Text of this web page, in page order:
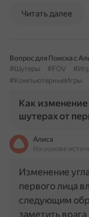
Читать далее
Вопрос для Поиска с
#Шутеры
#FOV
#КомпьютерныеИгры
Как изменение
шутерах от
Алиса
На основе
Изменение
первого лица
следующим
заметить